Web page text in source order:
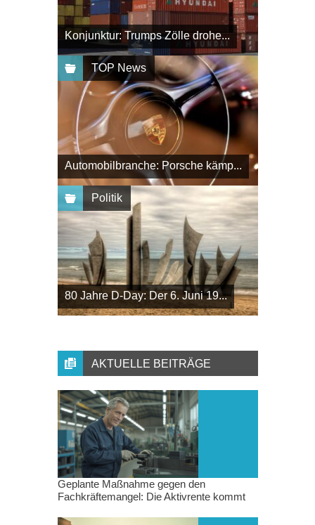
Konjunktur: Trumps Zölle drohe...
TOP News
Automobilbranche: Porsche kämp...
Politik
80 Jahre D-Day: Der 6. Juni 19...
AKTUELLE BEITRÄGE
Geplante Maßnahme gegen den
Fachkräftemangel: Die Aktivrente kommt